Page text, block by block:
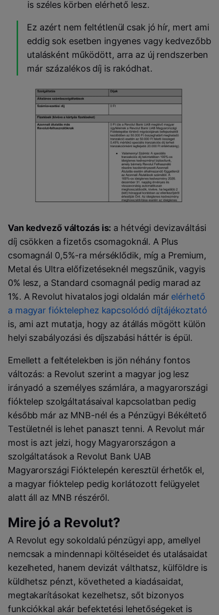
is széles körben elérhető lesz.
Ez azért nem feltétlenül csak jó hír, mert ami
eddig sok esetben ingyenes vagy kedvezőbb
utalásként működött, arra az új rendszerben
már százalékos díj is rakódhat.
Van kedvező változás is: a hétvégi devizaváltási
díj csökken a fizetős csomagoknál. A Plus
csomagnál 0,5%-ra mérséklődik, míg a Premium,
Metal és Ultra előfizetéseknél megszűnik, vagyis
0% lesz, a Standard csomagnál pedig marad az
1%. A Revolut hivatalos jogi oldalán már elérhető
a magyar fióktelephez kapcsolódó díjtájékoztató
is, ami azt mutatja, hogy az átállás mögött külön
helyi szabályozási és díjszabási háttér is épül.
Emellett a feltételekben is jön néhány fontos
változás: a Revolut szerint a magyar jog lesz
irányadó a személyes számlára, a magyarországi
fióktelep szolgáltatásaival kapcsolatban pedig
később már az MNB-nél és a Pénzügyi Békéltető
Testületnél is lehet panaszt tenni. A Revolut már
most is azt jelzi, hogy Magyarországon a
szolgáltatások a Revolut Bank UAB
Magyarországi Fióktelepén keresztül érhetők el,
a magyar fióktelep pedig korlátozott felügyelet
alatt áll az MNB részéről.
Mire jó a Revolut?
A Revolut egy sokoldalú pénzügyi app, amellyel
nemcsak a mindennapi költéseidet és utalásaidat
kezelheted, hanem devizát válthatsz, külföldre is
küldhetsz pénzt, követheted a kiadásaidat,
megtakarításokat kezelhetsz, sőt bizonyos
funkciókkal akár befektetési lehetőségeket is